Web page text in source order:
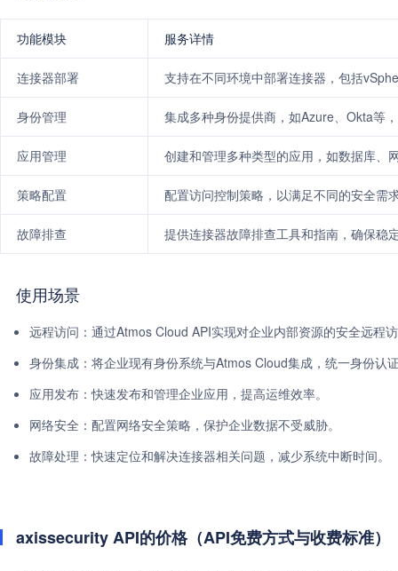
功能模块 服务详情
连接器部署 支持在不同环境中部署连接器，包括
身份管理 集成多种身份提供商，如Azure、Okta等
应用管理 创建和管理多种类型的应用，如数据库、
策略配置 配置访问控制策略，以满足不同的安全需
故障排查 提供连接器故障排查工具和指南，确保稳
使用场景
远程访问：通过Atmos Cloud API实现对企业内部资源的安全远程
身份集成：将企业现有身份系统与Atmos Cloud集成，统一身份认
应用发布：快速发布和管理企业应用，提高运维效率。
网络安全：配置网络安全策略，保护企业数据不受威胁。
故障处理：快速定位和解决连接器相关问题，减少系统中断时间。
axissecurity API的价格（API免费方式与收费标准）